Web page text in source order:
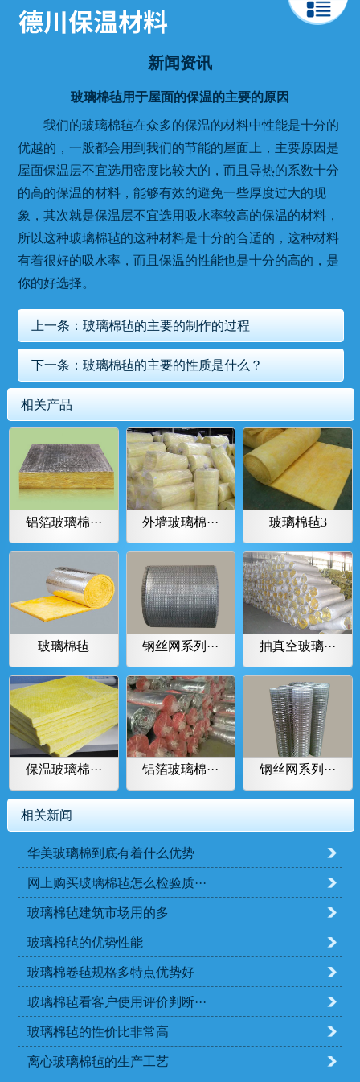
新闻资讯
玻璃棉毡用于屋面的保温的主要的原因
我们的玻璃棉毡在众多的保温的材料中性能是十分的
优越的，一般都会用到我们的节能的屋面上，主要原因是
屋面保温层不宜选用密度比较大的，而且导热的系数十分
的高的保温的材料，能够有效的避免一些厚度过大的现
象，其次就是保温层不宜选用吸水率较高的保温的材料，
所以这种玻璃棉毡的这种材料是十分的合适的，这种材料
有着很好的吸水率，而且保温的性能也是十分的高的，是
你的好选择。
上一条：玻璃棉毡的主要的制作的过程
下一条：玻璃棉毡的主要的性质是什么？
相关产品
铝箔玻璃棉··· 外墙玻璃棉··· 玻璃棉毡3
玻璃棉毡 钢丝网系列··· 抽真空玻璃···
保温玻璃棉··· 铝箔玻璃棉··· 钢丝网系列···
相关新闻
华美玻璃棉到底有着什么优势
网上购买玻璃棉毡怎么检验质···
玻璃棉毡建筑市场用的多
玻璃棉毡的优势性能
玻璃棉卷毡规格多特点优势好
玻璃棉毡看客户使用评价判断···
玻璃棉毡的性价比非常高
离心玻璃棉毡的生产工艺